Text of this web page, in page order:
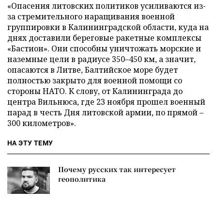
«Опасения литовских политиков усиливаются из-
за стремительного наращивания военной
группировки в Калининградской области, куда на
днях доставили береговые ракетные комплексы
«Бастион». Они способны уничтожать морские и
наземные цели в радиусе 350–450 км, а значит,
опасаются в Литве, Балтийское море будет
полностью закрыто для военной помощи со
стороны НАТО. К слову, от Калининграда до
центра Вильнюса, где 23 ноября прошел военный
парад в честь Дня литовской армии, по прямой –
300 километров».
НА ЭТУ ТЕМУ
Почему русских так интересует
геополитика